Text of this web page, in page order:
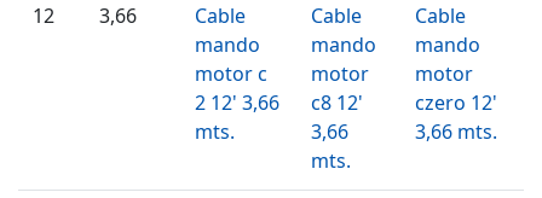
12 3,66
Cable
mando
motor c
2 12' 3,66
mts.
Cable
mando
motor
c8 12'
3,66
mts.
Cable
mando
motor
czero 12'
3,66 mts.